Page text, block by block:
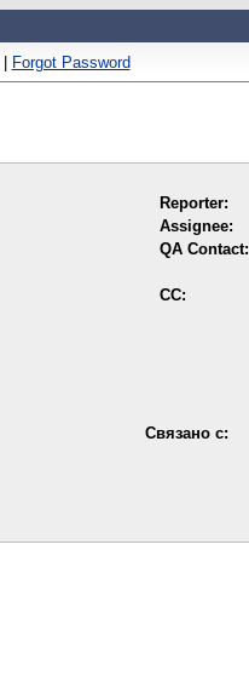
| Forgot Password
Reporter:
Assignee:
QA Contact:
CC:
Связано с: